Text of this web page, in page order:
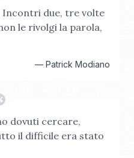
Incontri due, tre volte
le rivolgi la parola,
— Patrick Modiano
dovuti cercare,
il difficile era stato